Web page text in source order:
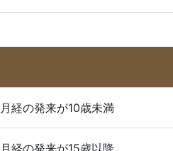
月経の発来が10歳未満
月経の発来が15歳以降